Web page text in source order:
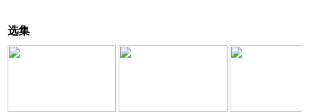
选集